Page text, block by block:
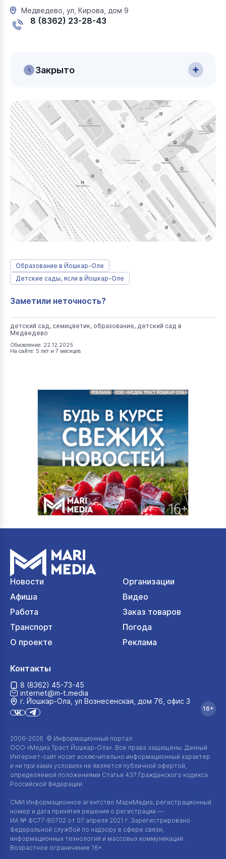
Медведево, ул, Кирова, дом 9
8 (8362) 23-28-43
Закрыто
Образование в Йошкар-Оле
Детские сады, ясли в Йошкар-Оле
Заметили неточность?
детский сад, семицветик, образование, детский сад в
Медведево
Обновление: 22.12.2025
На сайте: 5 лет и 7 месяцев
Новости
Организации
Афиша
Видео
Работа
Заказ товаров
Транспорт
Погода
О проекте
Реклама
2006-2026 © Информационный портал
ООО «Медиа Траст Йошкар-Ола». Все права защищены. Данный
Интернет-сайт носит исключительно информационный характер
и ни при каких условиях не является публичной офертой,
определяемой положениями Статьи 437 Гражданского кодекса
Российской Федерации.
СМИ Информационное агентство МариМедиа, регистрационный
номер и дата принятия решения о регистрации —
ИА № ФС77-80702 от 07 апреля 2021 г. Зарегистрировано
Федеральной службой по надзору в сфере связи,
информационных технологий и массовых коммуникаций.
Возрастное ограничение 16+.
Контакты
8 (8362) 45-73-45
internet@m-t.media
г. Йошкар‑Ола, ул Вознесенская, дом 76, офис 3
16+